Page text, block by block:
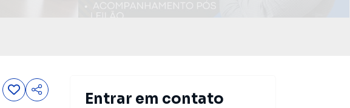
Entrar em contato